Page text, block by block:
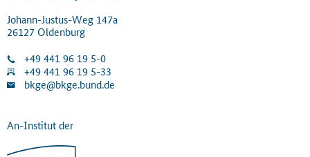
Johann-Justus-Weg 147a
26127 Oldenburg
+49 441 96 19 5-0
+49 441 96 19 5-33
bkge@bkge.bund.de
An-Institut der